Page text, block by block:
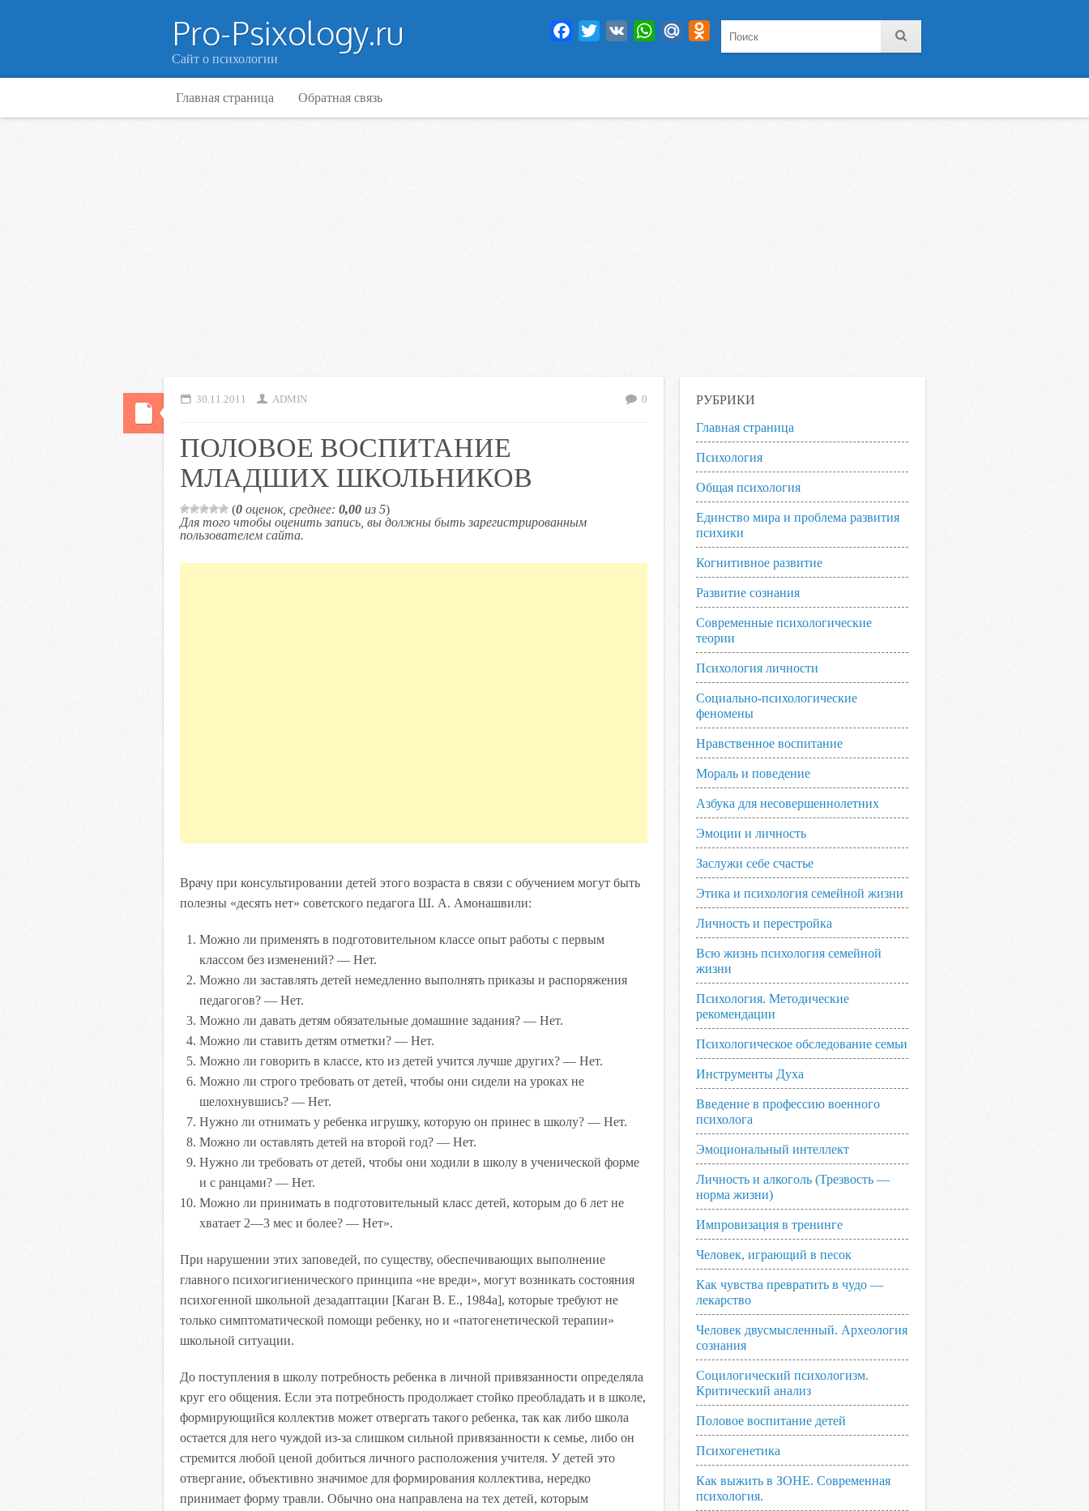
Pro-Psixology.ru
Сайт о психологии
Facebook
Twitter VK WhatsAppMail.RuOdnoklassniki
Главная страница Обратная связь
30.11.2011 ADMIN 0
ПОЛОВОЕ ВОСПИТАНИЕ
МЛАДШИХ ШКОЛЬНИКОВ
(0 оценок, среднее: 0,00 из 5)
Для того чтобы оценить запись, вы должны быть зарегистрированным
пользователем сайта.
Врачу при консультировании детей этого возраста в связи с обучением могут быть
полезны «десять нет» советского педагога Ш. А. Амонашвили:
Можно ли применять в подготовительном классе опыт работы с первым
классом без изменений? — Нет.
Можно ли заставлять детей немедленно выполнять приказы и распоряжения
педагогов? — Нет.
Можно ли давать детям обязательные домашние задания? — Нет.
Можно ли ставить детям отметки? — Нет.
Можно ли говорить в классе, кто из детей учится лучше других? — Нет.
Можно ли строго требовать от детей, чтобы они сидели на уроках не
шелохнувшись? — Нет.
Нужно ли отнимать у ребенка игрушку, которую он принес в школу? — Нет.
Можно ли оставлять детей на второй год? — Нет.
Нужно ли требовать от детей, чтобы они ходили в школу в ученической форме
и с ранцами? — Нет.
Можно ли принимать в подготовительный класс детей, которым до 6 лет не
хватает 2—3 мес и более? — Нет».
При нарушении этих заповедей, по существу, обеспечивающих выполнение
главного психогигиенического принципа «не вреди», могут возникать состояния
психогенной школьной дезадаптации [Каган В. Е., 1984а], которые требуют не
только симптоматической помощи ребенку, но и «патогенетической терапии»
школьной ситуации.
До поступления в школу потребность ребенка в личной привязанности определяла
круг его общения. Если эта потребность продолжает стойко преобладать и в школе,
формирующийся коллектив может отвергать такого ребенка, так как либо школа
остается для него чуждой из-за слишком сильной привязанности к семье, либо он
стремится любой ценой добиться личного расположения учителя. У детей это
отвергание, объективно значимое для формирования коллектива, нередко
принимает форму травли. Обычно она направлена на тех детей, которым
РУБРИКИ
Главная страница
Психология
Общая психология
Единство мира и проблема развития
психики
Когнитивное развитие
Развитие сознания
Современные психологические
теории
Психология личности
Социально-психологические
феномены
Нравственное воспитание
Мораль и поведение
Азбука для несовершеннолетних
Эмоции и личность
Заслужи себе счастье
Этика и психология семейной жизни
Личность и перестройка
Всю жизнь психология семейной
жизни
Психология. Методические
рекомендации
Психологическое обследование семьи
Инструменты Духа
Введение в профессию военного
психолога
Эмоциональный интеллект
Личность и алкоголь (Трезвость —
норма жизни)
Импровизация в тренинге
Человек, играющий в песок
Как чувства превратить в чудо —
лекарство
Человек двусмысленный. Археология
сознания
Социлогический психологизм.
Критический анализ
Половое воспитание детей
Психогенетика
Как выжить в ЗОНЕ. Современная
психология.